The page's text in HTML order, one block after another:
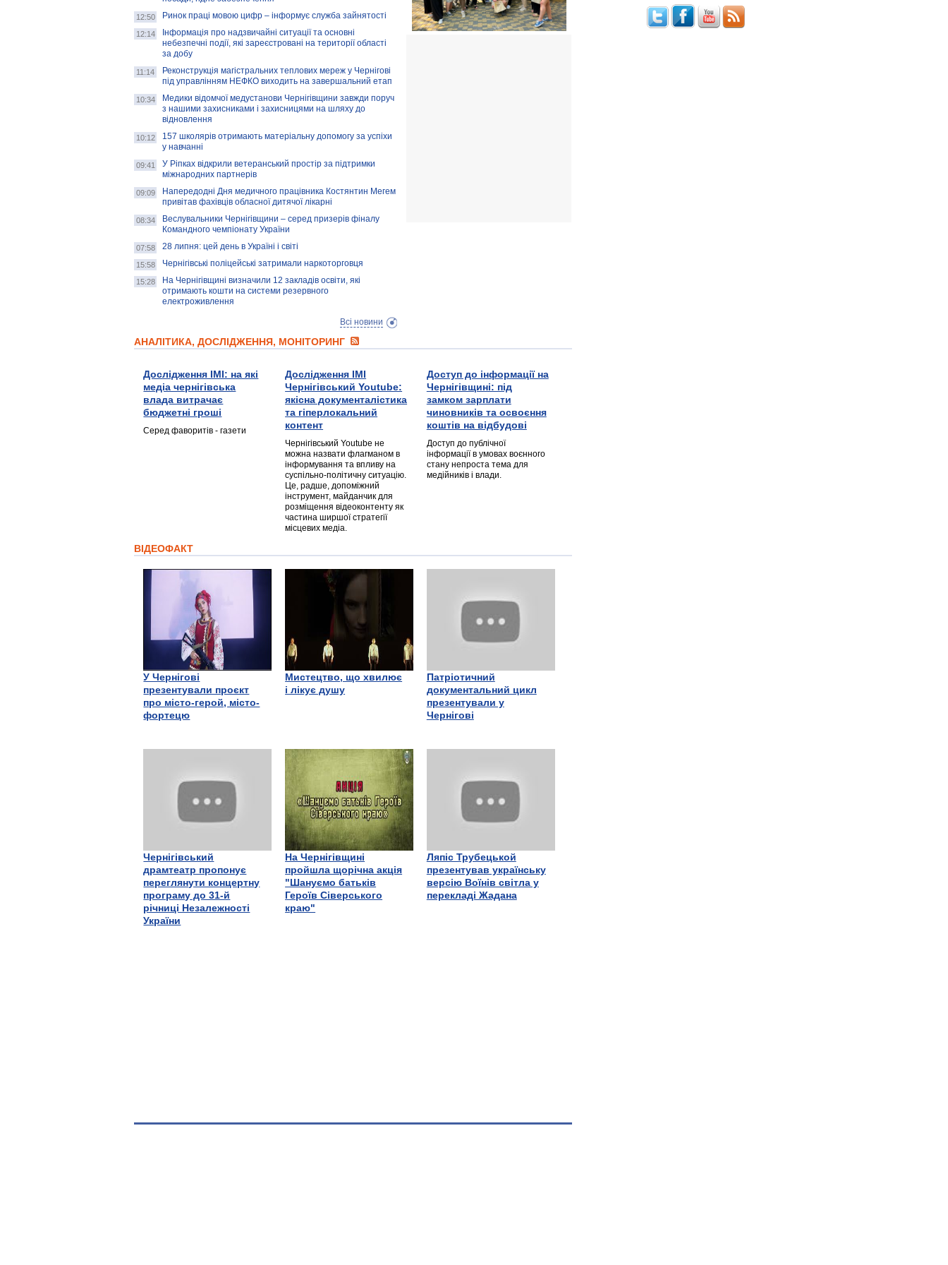
12:50 Ринок праці мовою цифр – інформує служба зайнятості
12:14
Інформація про надзвичайні ситуації та основні
небезпечні події, які зареєстровані на території області
за добу
11:14
Реконструкція магістральних теплових мереж у Чернігові
під управлінням НЕФКО виходить на завершальний етап
10:34
Медики відомчої медустанови Чернігівщини завжди поруч
з нашими захисниками і захисницями на шляху до
відновлення
10:12
157 школярів отримають матеріальну допомогу за успіхи
у навчанні
09:41
У Ріпках відкрили ветеранський простір за підтримки
міжнародних партнерів
09:09
Напередодні Дня медичного працівника Костянтин Мегем
привітав фахівців обласної дитячої лікарні
08:34
Веслувальники Чернігівщини – серед призерів фіналу
Командного чемпіонату України
07:58 28 липня: цей день в Україні і світі
15:58 Чернігівські поліцейські затримали наркоторговця
15:28
На Чернігівщині визначили 12 закладів освіти, які
отримають кошти на системи резервного
електроживлення
Всі новини
АНАЛІТИКА, ДОСЛІДЖЕННЯ, МОНІТОРИНГ
Дослідження ІМІ: на які
медіа чернігівська
влада витрачає
бюджетні гроші
Серед фаворитів - газети
Дослідження ІМІ
Чернігівський Youtube:
якісна документалістика
та гіперлокальний
контент
Чернігівський Youtube не
можна назвати флагманом в
інформування та впливу на
суспільно-політичну ситуацію.
Це, радше, допоміжний
інструмент, майданчик для
розміщення відеоконтенту як
частина ширшої стратегії
місцевих медіа.
Доступ до інформації на
Чернігівщині: під
замком зарплати
чиновників та освоєння
коштів на відбудові
Доступ до публічної
інформації в умовах воєнного
стану непроста тема для
медійників і влади.
ВІДЕОФАКТ
У Чернігові
презентували проєкт
про місто-герой, місто-
фортецю
Мистецтво, що хвилює
і лікує душу
Патріотичний
документальний цикл
презентували у
Чернігові
Чернігівський
драмтеатр пропонує
переглянути концертну
програму до 31-й
річниці Незалежності
України
На Чернігівщині
пройшла щорічна акція
"Шануємо батьків
Героїв Сіверського
краю"
Ляпіс Трубецькой
презентував українську
версію Воїнів світла у
перекладі Жадана